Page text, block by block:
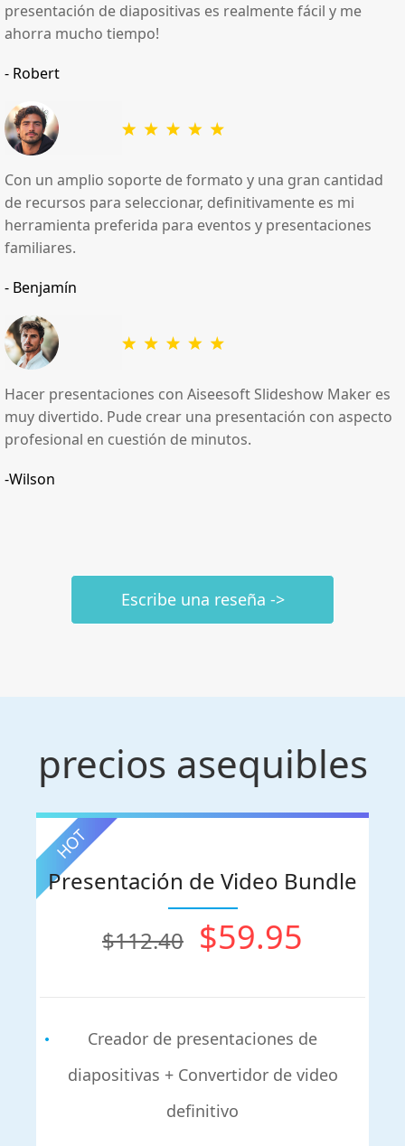
presentación de diapositivas es realmente fácil y me
ahorra mucho tiempo!
- Robert
Con un amplio soporte de formato y una gran cantidad
de recursos para seleccionar, definitivamente es mi
herramienta preferida para eventos y presentaciones
familiares.
- Benjamín
Hacer presentaciones con Aiseesoft Slideshow Maker es
muy divertido. Pude crear una presentación con aspecto
profesional en cuestión de minutos.
-Wilson
Escribe una reseña ->
precios asequibles
Presentación de Video Bundle
$112.40 $59.95
Creador de presentaciones de
diapositivas + Convertidor de video
definitivo